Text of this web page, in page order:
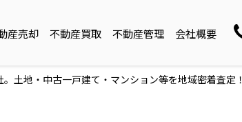
産売却 不動産買取 不動産管理 会社概要
土地・中古一戸建て・マンション等を地域密着査定！